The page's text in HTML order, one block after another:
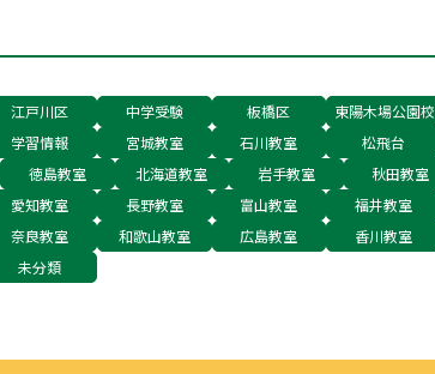
江戸川区 中学受験 板橋区 東陽木場公園校
学習情報 宮城教室 石川教室 松飛台
徳島教室 北海道教室 岩手教室 秋田教室
愛知教室 長野教室 富山教室 福井教室
奈良教室 和歌山教室 広島教室 香川教室
未分類